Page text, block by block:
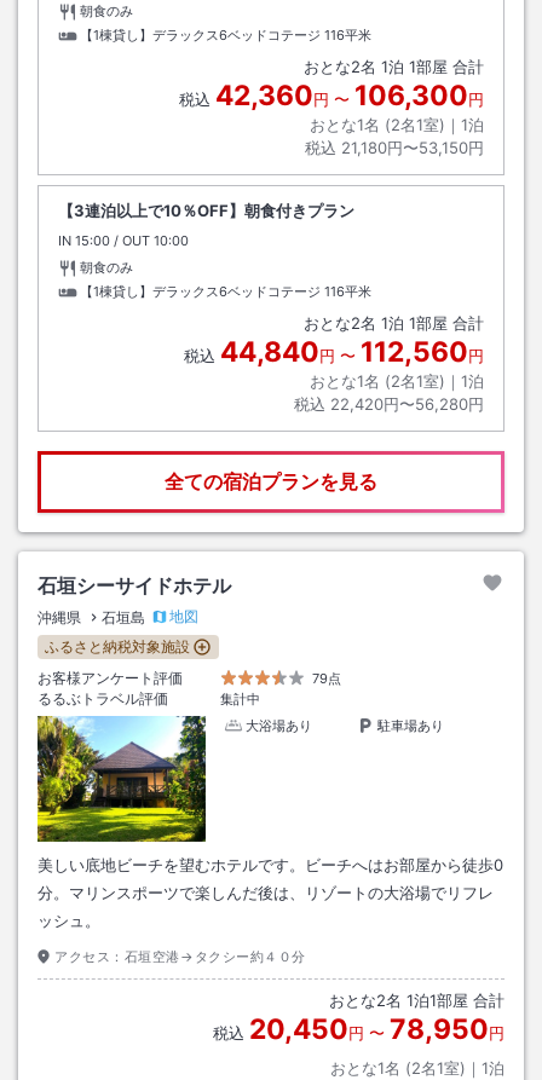
朝食のみ
【1棟貸し】デラックス6ベッドコテージ 116平米
おとな2名 1泊 1部屋 合計
税込 42,360円 〜 106,300円
おとな1名 (2名1室)｜ 1泊
税込 21,180円〜53,150円
【3連泊以上で10％OFF】朝食付きプラン
IN チェックイン
15:00 / OUT チェックアウト
10:00
朝食のみ
【1棟貸し】デラックス6ベッドコテージ 116平米
おとな2名 1泊 1部屋 合計
税込 44,840円 〜 112,560円
おとな1名 (2名1室)｜ 1泊
税込 22,420円〜56,280円
全ての宿泊プランを見る
石垣シーサイドホテル
沖縄県 石垣島
地図
ふるさと納税対象施設
お客様アンケート評価
79点
るるぶトラベル評価
集計中
大浴場あり
駐車場あり
美しい底地ビーチを望むホテルです。ビーチへはお部屋から徒歩0
分。マリンスポーツで楽しんだ後は、リゾートの大浴場でリフレ
ッシュ。
アクセス： 石垣空港→タクシー約４０分
おとな2名 1泊1部屋 合計
税込 20,450円 〜 78,950円
おとな1名 (2名1室)｜ 1泊